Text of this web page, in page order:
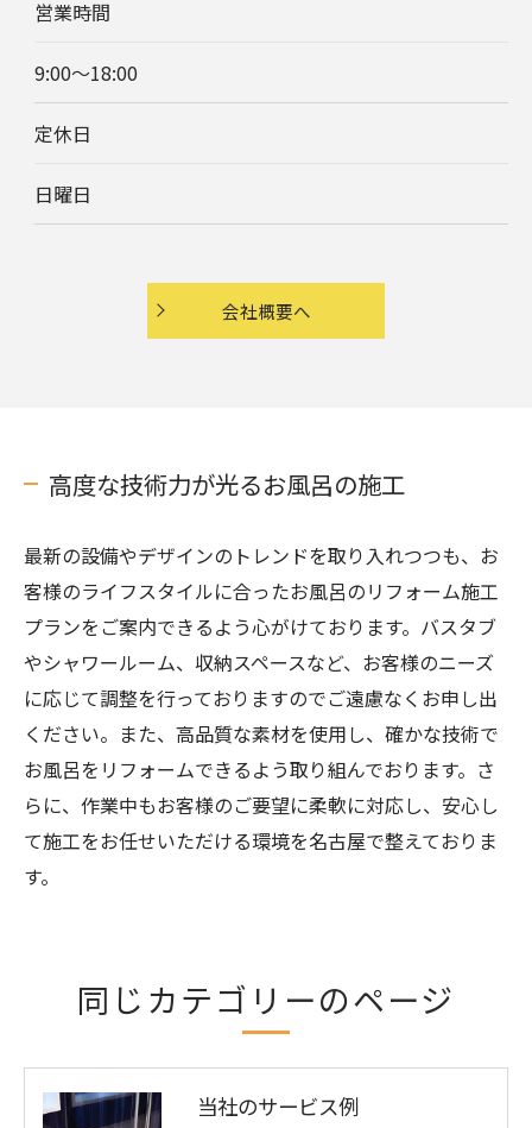
営業時間
9:00～18:00
定休日
日曜日
会社概要へ
高度な技術力が光るお風呂の施工
最新の設備やデザインのトレンドを取り入れつつも、お
客様のライフスタイルに合ったお風呂のリフォーム施工
プランをご案内できるよう心がけております。バスタブ
やシャワールーム、収納スペースなど、お客様のニーズ
に応じて調整を行っておりますのでご遠慮なくお申し出
ください。また、高品質な素材を使用し、確かな技術で
お風呂をリフォームできるよう取り組んでおります。さ
らに、作業中もお客様のご要望に柔軟に対応し、安心し
て施工をお任せいただける環境を名古屋で整えておりま
す。
同じカテゴリーのページ
当社のサービス例